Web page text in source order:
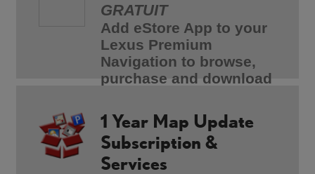
GRATUIT
Add eStore App to your
Lexus Premium
Navigation to browse,
purchase and download
1 Year Map Update
Subscription &
Services